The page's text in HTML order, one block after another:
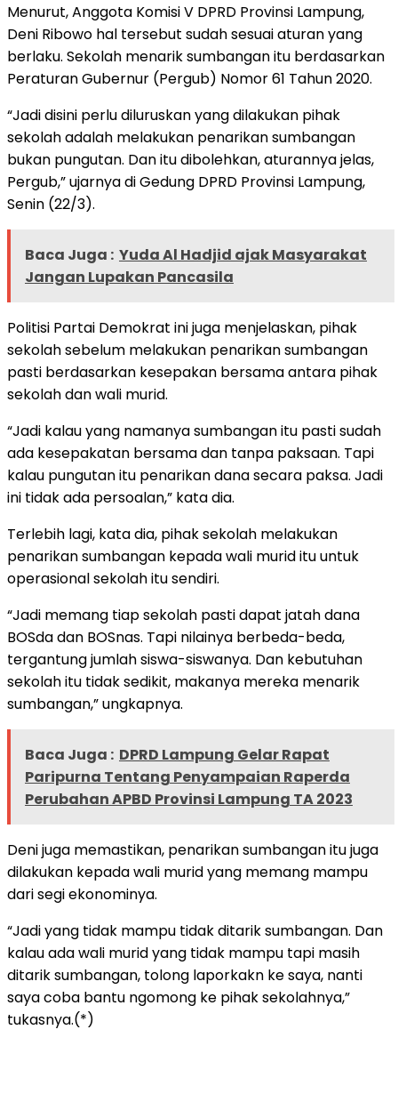
Menurut, Anggota Komisi V DPRD Provinsi Lampung,
Deni Ribowo hal tersebut sudah sesuai aturan yang
berlaku. Sekolah menarik sumbangan itu berdasarkan
Peraturan Gubernur (Pergub) Nomor 61 Tahun 2020.
“Jadi disini perlu diluruskan yang dilakukan pihak
sekolah adalah melakukan penarikan sumbangan
bukan pungutan. Dan itu dibolehkan, aturannya jelas,
Pergub,” ujarnya di Gedung DPRD Provinsi Lampung,
Senin (22/3).
Baca Juga : Yuda Al Hadjid ajak Masyarakat
Jangan Lupakan Pancasila
Politisi Partai Demokrat ini juga menjelaskan, pihak
sekolah sebelum melakukan penarikan sumbangan
pasti berdasarkan kesepakan bersama antara pihak
sekolah dan wali murid.
“Jadi kalau yang namanya sumbangan itu pasti sudah
ada kesepakatan bersama dan tanpa paksaan. Tapi
kalau pungutan itu penarikan dana secara paksa. Jadi
ini tidak ada persoalan,” kata dia.
Terlebih lagi, kata dia, pihak sekolah melakukan
penarikan sumbangan kepada wali murid itu untuk
operasional sekolah itu sendiri.
“Jadi memang tiap sekolah pasti dapat jatah dana
BOSda dan BOSnas. Tapi nilainya berbeda-beda,
tergantung jumlah siswa-siswanya. Dan kebutuhan
sekolah itu tidak sedikit, makanya mereka menarik
sumbangan,” ungkapnya.
Baca Juga : DPRD Lampung Gelar Rapat
Paripurna Tentang Penyampaian Raperda
Perubahan APBD Provinsi Lampung TA 2023
Deni juga memastikan, penarikan sumbangan itu juga
dilakukan kepada wali murid yang memang mampu
dari segi ekonominya.
“Jadi yang tidak mampu tidak ditarik sumbangan. Dan
kalau ada wali murid yang tidak mampu tapi masih
ditarik sumbangan, tolong laporkakn ke saya, nanti
saya coba bantu ngomong ke pihak sekolahnya,”
tukasnya.(*)